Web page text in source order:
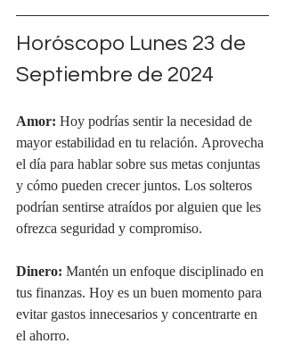
Horóscopo Lunes 23 de
Septiembre de 2024
Amor: Hoy podrías sentir la necesidad de
mayor estabilidad en tu relación. Aprovecha
el día para hablar sobre sus metas conjuntas
y cómo pueden crecer juntos. Los solteros
podrían sentirse atraídos por alguien que les
ofrezca seguridad y compromiso.
Dinero: Mantén un enfoque disciplinado en
tus finanzas. Hoy es un buen momento para
evitar gastos innecesarios y concentrarte en
el ahorro.